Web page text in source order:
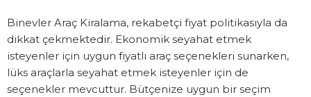
Binevler Araç Kiralama, rekabetçi fiyat politikasıyla da
dikkat çekmektedir. Ekonomik seyahat etmek
isteyenler için uygun fiyatlı araç seçenekleri sunarken,
lüks araçlarla seyahat etmek isteyenler için de
seçenekler mevcuttur. Bütçenize uygun bir seçim